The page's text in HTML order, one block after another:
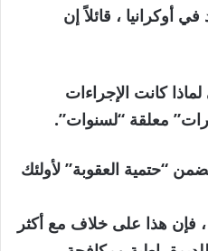
في أوكرانيا ، قائلاً إن
كانت الإجراءات
معلقة “لسنوات”.
“حتمية العقوبة” لأولئك
، فإن هذا على خلاف مع أكثر